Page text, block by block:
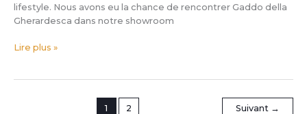
lifestyle. Nous avons eu la chance de rencontrer Gaddo della
Gherardesca dans notre showroom
Lire plus »
1 2 Suivant →